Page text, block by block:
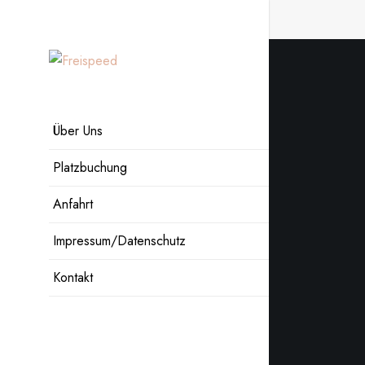
Über Uns
Platzbuchung
Anfahrt
Impressum/Datenschutz
Kontakt